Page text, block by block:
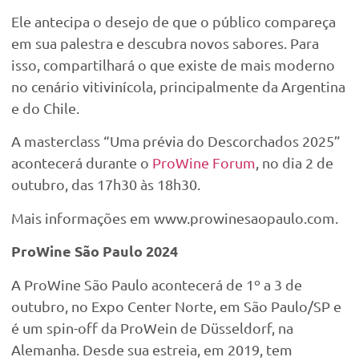
Ele antecipa o desejo de que o público compareça
em sua palestra e descubra novos sabores. Para
isso, compartilhará o que existe de mais moderno
no cenário vitivinícola, principalmente da Argentina
e do Chile.
A masterclass “Uma prévia do Descorchados 2025”
acontecerá durante o ProWine Forum, no dia 2 de
outubro, das 17h30 às 18h30.
Mais informações em www.prowinesaopaulo.com.
ProWine São Paulo 2024
A ProWine São Paulo acontecerá de 1º a 3 de
outubro, no Expo Center Norte, em São Paulo/SP e
é um spin-off da ProWein de Düsseldorf, na
Alemanha. Desde sua estreia, em 2019, tem